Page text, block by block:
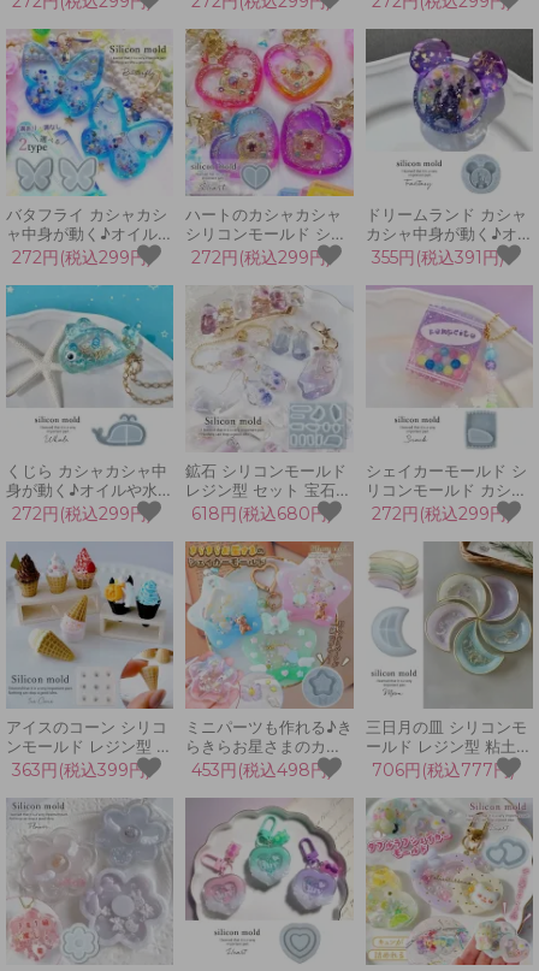
ル,くま,熊,クマ,テディ
ベア,動物,ボトル,3D,レ
ジン,シェイカーモール
ド,手芸]
ド シャカシャカ レジン
型 ゲームセンター ゲー
ム機 キーホルダー UV
レジン LED 手芸 クラ
フト
シャカシャカ レジン型
牛乳パック 紙パック
UVレジン LEDレジン
手芸 クラフト
バタフライ カシャカシ
ャ中身が動く♪オイルや
水を入れても♪[カプセ
ル,蝶々,ちょうちょ,チ
ョウ,ボトル,3Dモール
ド,シェイカーモールド]
272円(税込299円)
ハートのカシャカシャ
シリコンモールド シェ
イカーモールド シャカ
シャカ レジン型 キーホ
ルダー 推し活 定番 大
きい 可愛い UVレジン
LEDレジン 手芸 クラフ
ト
272円(税込299円)
ドリームランド カシャ
カシャ中身が動く♪オイ
ルや水を入れても♪[カ
プセル,くま,熊,クマ,動
物,ボトル,3D,レジン,シ
ェイカーモールド,手芸,
夢の国]
355円(税込391円)
くじら カシャカシャ中
身が動く♪オイルや水を
入れても♪[カプセル,鯨,
クジラ,海,マリン,動物,
ボトル,3D,レジン,シェ
イカーモールド,手芸]
272円(税込299円)
鉱石 シリコンモールド
レジン型 セット 宝石
天然石 水晶 ストーン
氷柱 アクセサリー キー
ホルダー デコパーツ 立
体 3d UVレジン LEDレ
ジン 手芸 クラフト
618円(税込680円)
シェイカーモールド シ
リコンモールド カシャ
カシャ中身が動く キャ
ンディバッグ 袋 金平糖
お菓子 カプセル ボトル
3D レジン 手芸 クリス
マス
272円(税込299円)
アイスのコーン シリコ
ンモールド レジン型 ア
イスクリーム ミニチュ
ア スイーツ デコパーツ
ハロウィン お菓子 立体
3d UVレジン LEDレジ
ン 手芸 クラフト
363円(税込399円)
ミニパーツも作れる♪き
らきらお星さまのカシ
ャカシャ シリコンモー
ルド シェイカーモール
ド シャカシャカ レジン
型 スター キーホルダー
UVレジン 手芸 クラフ
ト
453円(税込498円)
三日月の皿 シリコンモ
ールド レジン型 粘土型
小皿 プレート 小物入れ
ムーン 宇宙 コスモ UV
レジン LEDレジン 手芸
クラフト 3Dモールド
706円(税込777円)